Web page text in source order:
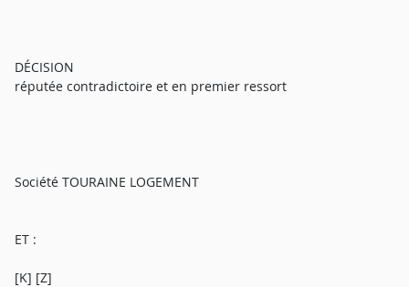
DÉCISION
réputée contradictoire et en premier ressort
Société TOURAINE LOGEMENT
ET :
[K] [Z]